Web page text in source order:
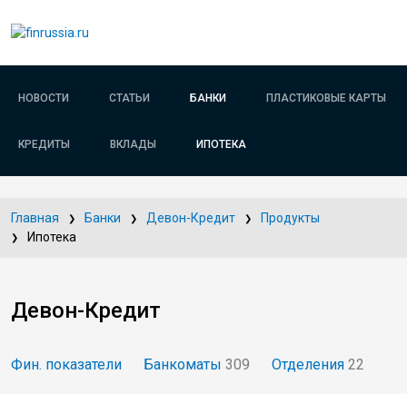
НОВОСТИ СТАТЬИ БАНКИ ПЛАСТИКОВЫЕ КАРТЫ
КРЕДИТЫ ВКЛАДЫ ИПОТЕКА
Главная Банки Девон-Кредит
Продукты
Ипотека
Девон-Кредит
Фин. показатели Банкоматы 309 Отделения 22